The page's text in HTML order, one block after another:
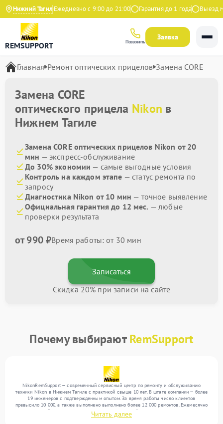
Нижний Тагил
4.9 на Яндекс Ежедневно с 9:00 до 21:00 Гарантия до 1 года Выезд
REMSUPPORT Позвонить
Заявка
Главная Ремонт оптических прицелов Замена CORE
Замена CORE
оптического прицела Nikon в
Нижнем Тагиле
Замена CORE оптических прицелов Nikon от 20
мин — экспресс-обслуживание
До 30% экономии — самые выгодные условия
Контроль на каждом этапе — статус ремонта по
запросу
Диагностика Nikon от 10 мин — точное выявление
Официальная гарантия до 12 мес. — любые
проверки результата
от 990 ₽Время работы: от 30 мин
Записаться
Скидка 20% при записи на сайте
Почему выбираютRemSupport
NikonRemSupport — современный сервисный центр по ремонту и обслуживанию
техники Nikon в Нижнем Тагиле с практикой свыше 10 лет. В штате компании — более
19 инженеров с подтвержденным опытом. За время работы число клиентов
превысило 10 000, а также выполнено выполнено более 12 000 ремонтов. Ежемесячно
в сервисный центр поступает более 300 обращений, включая , , . Мы выполняем
ремонт различного уровня сложности и гарантируем высокое качество обслуживания
Читать далее